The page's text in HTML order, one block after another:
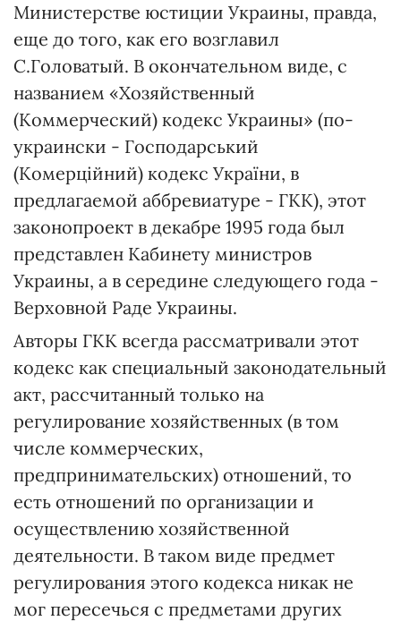
Министерстве юстиции Украины, правда,
еще до того, как его возглавил
С.Головатый. В окончательном виде, с
названием «Хозяйственный
(Коммерческий) кодекс Украины» (по-
украински - Господарський
(Комерційний) кодекс України, в
предлагаемой аббревиатуре - ГКК), этот
законопроект в декабре 1995 года был
представлен Кабинету министров
Украины, а в середине следующего года -
Верховной Раде Украины.
Авторы ГКК всегда рассматривали этот
кодекс как специальный законодательный
акт, рассчитанный только на
регулирование хозяйственных (в том
числе коммерческих,
предпринимательских) отношений, то
есть отношений по организации и
осуществлению хозяйственной
деятельности. В таком виде предмет
регулирования этого кодекса никак не
мог пересечься с предметами других